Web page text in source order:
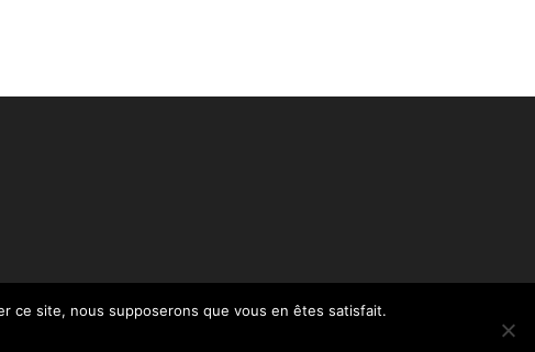
Politique de confidentialité – RGPD
ce site, nous supposerons que vous en êtes satisfait.